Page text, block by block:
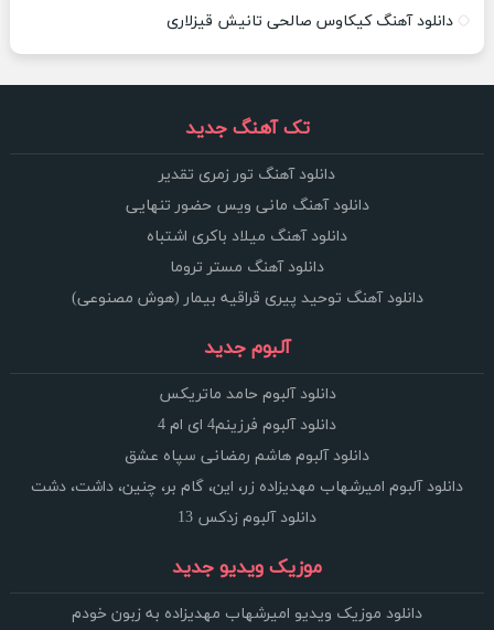
دانلود آهنگ کیکاوس صالحی تانیش قیزلاری
تک آهنگ جدید
دانلود آهنگ تور زمری تقدیر
دانلود آهنگ مانی ویس حضور تنهایی
دانلود آهنگ میلاد باکری اشتباه
دانلود آهنگ مستر تروما
دانلود آهنگ توحید پیری قراقیه بیمار (هوش مصنوعی)
آلبوم جدید
دانلود آلبوم حامد ماتریکس
دانلود آلبوم فرزینم4 ای ام 4
دانلود آلبوم هاشم رمضانی سپاه عشق
دانلود آلبوم امیرشهاب مهدیزاده زر، این، گام بر، چنین، داشت، دشت
دانلود آلبوم زدکس 13
موزیک ویدیو جدید
دانلود موزیک ویدیو امیرشهاب مهدیزاده به زبون خودم